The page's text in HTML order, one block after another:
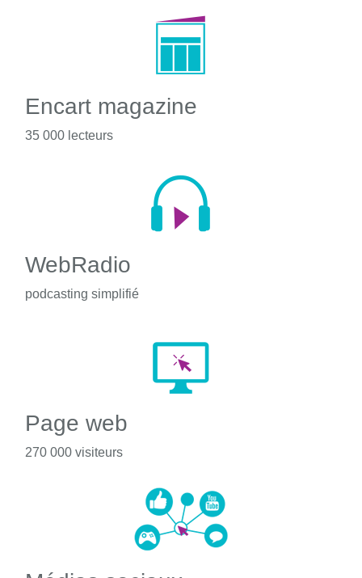
Encart magazine
35 000 lecteurs
WebRadio
podcasting simplifié
Page web
270 000 visiteurs